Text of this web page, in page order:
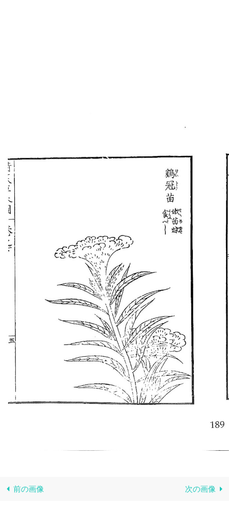
前の画像 次の画像